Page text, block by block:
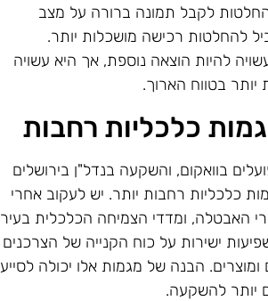
לקבל תמונה ברורה על מצב
להחלטות רכישה מושכלות יותר.
להיות הוצאה נוספת, אך היא עשויה
בטווח הארוך.
כלכליות רחבות
בוואקום, והשקעה בנדל"ן בירושלים
כלכליות רחבות יותר. יש לעקוב אחרי
האבטלה, ומדדי הצמיחה הכלכלית בעיר
ישירות על כוח הקנייה של הצרכנים
הבנה של מגמות אלו יכולה לסייע
יותר להשקעה.